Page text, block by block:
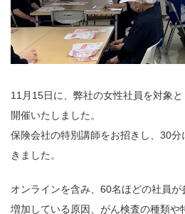
11月 15日に、弊社の女性社員を対象
開催いたしました。
保険会社の特別講師をお招きし、 30分
きました。
オンラインを含み、 60名ほどの社員が
増加している原因、がん検査の種類や